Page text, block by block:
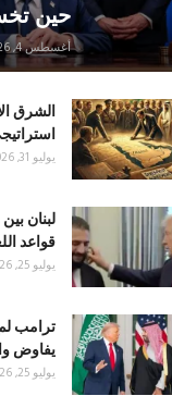
حين
أغسطس 4, 2026
الشرق
يوليو 31, 2026
لبنان
قواعد
يوليو 25, 2026
ترامب
يفاوض
يوليو 25, 2026